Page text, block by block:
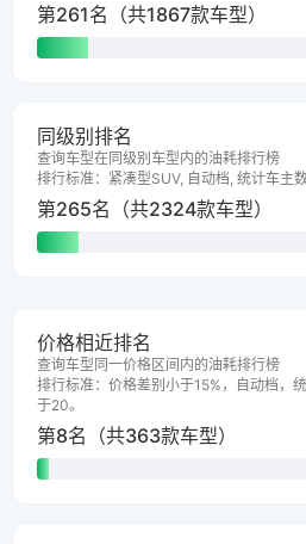
第261名（共1867款车型）
同级别排名
查询车型在同级别车型内的油耗排行榜
排行标准：紧凑型SUV, 自动档, 统计车主
第265名（共2324款车型）
价格相近排名
查询车型同一价格区间内的油耗排行榜
排行标准：价格差别小于15%，自动档，
于20。
第8名（共363款车型）